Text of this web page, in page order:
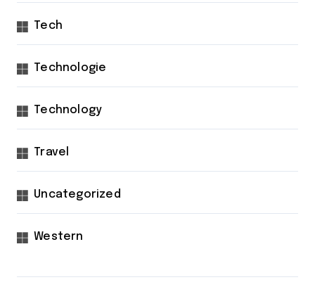
Tech
Technologie
Technology
Travel
Uncategorized
Western